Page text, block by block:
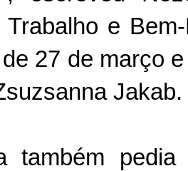
Trabalho e
27 de março
Jakab.
também